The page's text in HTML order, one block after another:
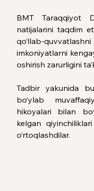
BMT Taraqqiyot
natijalarini taqdim
qo‘llab-
imkoniyatlarni
oshirish zarurligini
Tadbir yakunida
bo‘ylab
hikoyalari bilan
kelgan
o‘rtoqlashdilar.